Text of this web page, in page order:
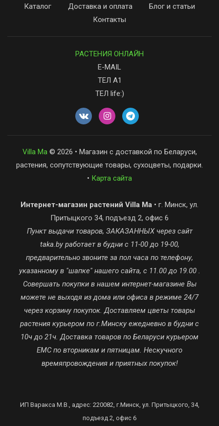
Каталог Доставка и оплата
Блог и статьи
Контакты
РАСТЕНИЯ ОНЛАЙН
E-MAIL
ТЕЛ А1
ТЕЛ life:)
Villa Ma© 2026 • Магазин с доставкой по Беларуси,
растения, сопутствующие товары, сухоцветы, подарки.
• Карта сайта
Интернет-магазин растений Villa Ma • г. Минск, ул.
Притыцкого 34, подъезд 2, офис 6
Пункт выдачи товаров, ЗАКАЗАННЫХ через сайт
taka.by работает в будни с 11-00 до 19-00,
предварительно звоните за пол часа по телефону,
указанному в "шапке" нашего сайта, с 11.00 до 19.00 .
Совершать покупки в нашем интернет-магазине Вы
можете не выходя из дома или офиса в режиме 24/7
через корзину покупок. Доставляем цветы товары
растения курьером по г.Минску ежедневно в будни с
10ч до 21ч. Доставка товаров по Беларуси курьером
ЕМС по вторникам и пятницам. Нескучного
времяпровождения и приятных покупок!
ИП Варакса М.В., адрес: 220082, г.Минск, ул. Притыцкого, 34,
подъезд 2, офис 6